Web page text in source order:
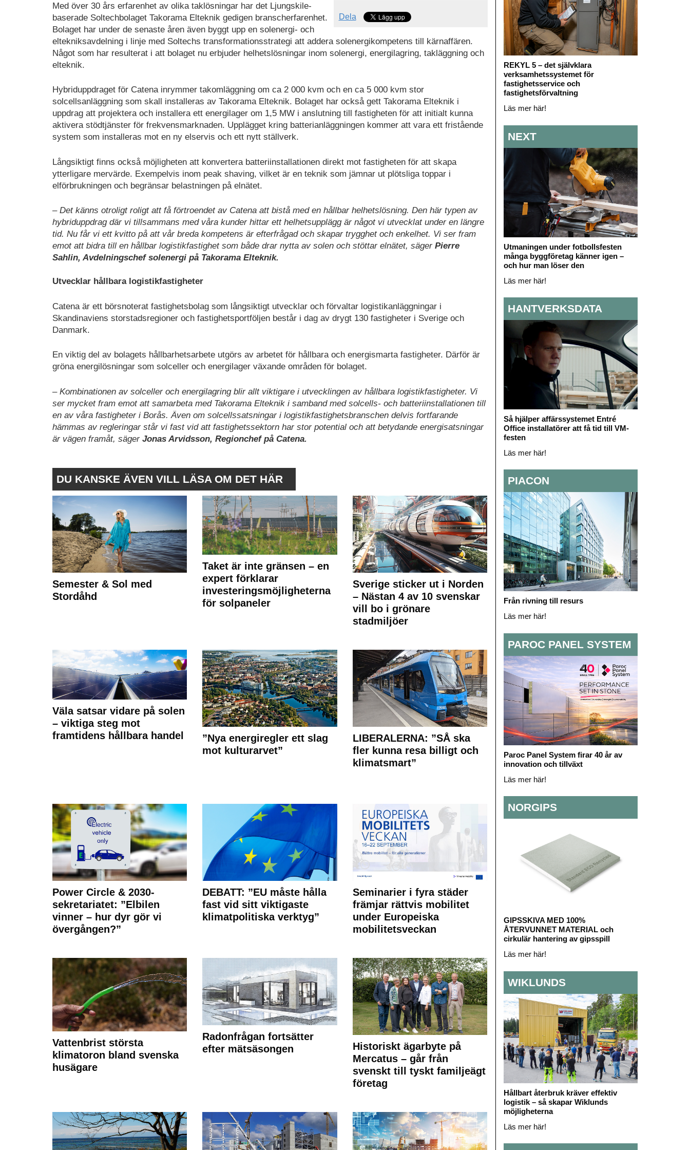
Dela
Med över 30 års erfarenhet av olika taklösningar har det Ljungskile-
baserade Soltechbolaget Takorama Elteknik gedigen branscherfarenhet.
Bolaget har under de senaste åren även byggt upp en solenergi- och
eltekniksavdelning i linje med Soltechs transformationsstrategi att addera solenergikompetens till kärnaffären.
Något som har resulterat i att bolaget nu erbjuder helhetslösningar inom solenergi, energilagring, takläggning och
elteknik.
Hybriduppdraget för Catena inrymmer takomläggning om ca 2 000 kvm och en ca 5 000 kvm stor
solcellsanläggning som skall installeras av Takorama Elteknik. Bolaget har också gett Takorama Elteknik i
uppdrag att projektera och installera ett energilager om 1,5 MW i anslutning till fastigheten för att initialt kunna
aktivera stödtjänster för frekvensmarknaden. Upplägget kring batterianläggningen kommer att vara ett fristående
system som installeras mot en ny elservis och ett nytt ställverk.
Långsiktigt finns också möjligheten att konvertera batteriinstallationen direkt mot fastigheten för att skapa
ytterligare mervärde. Exempelvis inom peak shaving, vilket är en teknik som jämnar ut plötsliga toppar i
elförbrukningen och begränsar belastningen på elnätet.
– Det känns otroligt roligt att få förtroendet av Catena att bistå med en hållbar helhetslösning. Den här typen av
hybriduppdrag där vi tillsammans med våra kunder hittar ett helhetsupplägg är något vi utvecklat under en längre
tid. Nu får vi ett kvitto på att vår breda kompetens är efterfrågad och skapar trygghet och enkelhet. Vi ser fram
emot att bidra till en hållbar logistikfastighet som både drar nytta av solen och stöttar elnätet, sägerPierre
Sahlin, Avdelningschef solenergi på Takorama Elteknik.
Utvecklar hållbara logistikfastigheter
Catena är ett börsnoterat fastighetsbolag som långsiktigt utvecklar och förvaltar logistikanläggningar i
Skandinaviens storstadsregioner och fastighetsportföljen består i dag av drygt 130 fastigheter i Sverige och
Danmark.
En viktig del av bolagets hållbarhetsarbete utgörs av arbetet för hållbara och energismarta fastigheter. Därför är
gröna energilösningar som solceller och energilager växande områden för bolaget.
– Kombinationen av solceller och energilagring blir allt viktigare i utvecklingen av hållbara logistikfastigheter. Vi
ser mycket fram emot att samarbeta med Takorama Elteknik i samband med solcells- och batteriinstallationen till
en av våra fastigheter i Borås. Även om solcellssatsningar i logistikfastighetsbranschen delvis fortfarande
hämmas av regleringar står vi fast vid att fastighetssektorn har stor potential och att betydande energisatsningar
är vägen framåt, säger Jonas Arvidsson, Regionchef på Catena.
DU KANSKE ÄVEN VILL LÄSA OM DET HÄR
Semester & Sol med
Stordåhd
Taket är inte gränsen – en
expert förklarar
investeringsmöjligheterna
för solpaneler
Sverige sticker ut i Norden
– Nästan 4 av 10 svenskar
vill bo i grönare
stadmiljöer
Väla satsar vidare på solen
– viktiga steg mot
framtidens hållbara handel
”Nya energiregler ett slag
mot kulturarvet”
LIBERALERNA: ”SÅ ska
fler kunna resa billigt och
klimatsmart”
Power Circle & 2030-
sekretariatet: ”Elbilen
vinner – hur dyr gör vi
övergången?”
DEBATT: ”EU måste hålla
fast vid sitt viktigaste
klimatpolitiska verktyg”
Seminarier i fyra städer
främjar rättvis mobilitet
under Europeiska
mobilitetsveckan
Vattenbrist största
klimatoron bland svenska
husägare
Radonfrågan fortsätter
efter mätsäsongen
Historiskt ägarbyte på
Mercatus – går från
svenskt till tyskt familjeägt
företag
REKYL 5 – det självklara
verksamhetssystemet för
fastighetsservice och
fastighetsförvaltning
Läs mer här!
NEXT
Utmaningen under fotbollsfesten
många byggföretag känner igen –
och hur man löser den
Läs mer här!
HANTVERKSDATA
Så hjälper affärssystemet Entré
Office installatörer att få tid till VM-
festen
Läs mer här!
PIACON
Från rivning till resurs
Läs mer här!
PAROC PANEL SYSTEM
Paroc Panel System firar 40 år av
innovation och tillväxt
Läs mer här!
NORGIPS
GIPSSKIVA MED 100%
ÅTERVUNNET MATERIAL och
cirkulär hantering av gipsspill
Läs mer här!
WIKLUNDS
Hållbart återbruk kräver effektiv
logistik – så skapar Wiklunds
möjligheterna
Läs mer här!